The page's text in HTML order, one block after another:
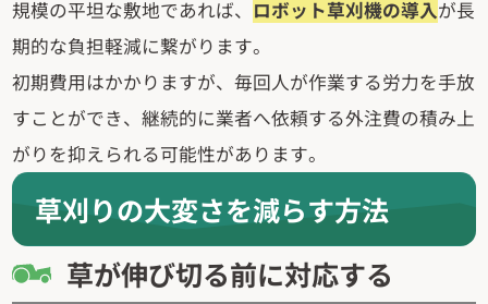
規模の平坦な敷地であれば、 ロボット草刈機の導入が長
期的な負担軽減に繋がります。
初期費用はかかりますが、毎回人が作業する労力を手放
すことができ、継続的に業者へ依頼する外注費の積み上
がりを抑えられる可能性があります。
草刈りの大変さを減らす方法
草が伸び切る前に対応する